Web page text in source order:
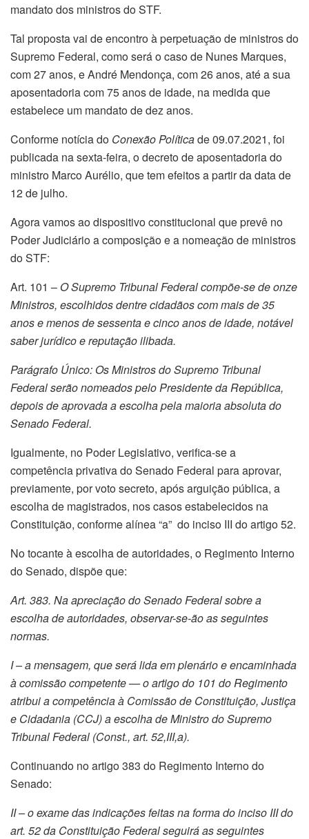
mandato dos ministros do STF.
Tal proposta vai de encontro à perpetuação de ministros do
Supremo Federal, como será o caso de Nunes Marques,
com 27 anos, e André Mendonça, com 26 anos, até a sua
aposentadoria com 75 anos de idade, na medida que
estabelece um mandato de dez anos.
Conforme notícia do Conexão Políticade 09.07.2021, foi
publicada na sexta-feira, o decreto de aposentadoria do
ministro Marco Aurélio, que tem efeitos a partir da data de
12 de julho.
Agora vamos ao dispositivo constitucional que prevê no
Poder Judiciário a composição e a nomeação de ministros
do STF:
Art. 101 – O Supremo Tribunal Federal compõe-se de onze
Ministros, escolhidos dentre cidadãos com mais de 35
anos e menos de sessenta e cinco anos de idade, notável
saber jurídico e reputação ilibada.
Parágrafo Único: Os Ministros do Supremo Tribunal
Federal serão nomeados pelo Presidente da República,
depois de aprovada a escolha pela maioria absoluta do
Senado Federal.
Igualmente, no Poder Legislativo, verifica-se a
competência privativa do Senado Federal para aprovar,
previamente, por voto secreto, após arguição pública, a
escolha de magistrados, nos casos estabelecidos na
Constituição, conforme alínea “a” do inciso III do artigo 52.
No tocante à escolha de autoridades, o Regimento Interno
do Senado, dispõe que:
Art. 383. Na apreciação do Senado Federal sobre a
escolha de autoridades, observar-se-ão as seguintes
normas.
I – a mensagem, que será lida em plenário e encaminhada
à comissão competente — o artigo do 101 do Regimento
atribui a competência à Comissão de Constituição, Justiça
e Cidadania (CCJ) a escolha de Ministro do Supremo
Tribunal Federal (Const., art. 52,III,a).
Continuando no artigo 383 do Regimento Interno do
Senado:
II – o exame das indicações feitas na forma do inciso III do
art. 52 da Constituição Federal seguirá as seguintes